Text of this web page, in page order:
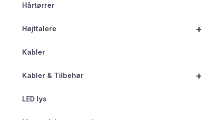
Hårtørrer
+
Højttalere
Kabler
+
Kabler & Tilbehør
LED lys